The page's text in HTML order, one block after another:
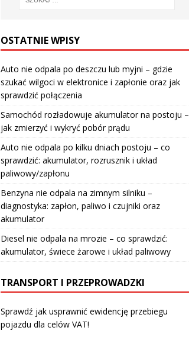
OSTATNIE WPISY
Auto nie odpala po deszczu lub myjni – gdzie
szukać wilgoci w elektronice i zapłonie oraz jak
sprawdzić połączenia
Samochód rozładowuje akumulator na postoju –
jak zmierzyć i wykryć pobór prądu
Auto nie odpala po kilku dniach postoju – co
sprawdzić: akumulator, rozrusznik i układ
paliwowy/zapłonu
Benzyna nie odpala na zimnym silniku –
diagnostyka: zapłon, paliwo i czujniki oraz
akumulator
Diesel nie odpala na mrozie – co sprawdzić:
akumulator, świece żarowe i układ paliwowy
TRANSPORT I PRZEPROWADZKI
Sprawdź jak usprawnić ewidencję przebiegu
pojazdu dla celów VAT!